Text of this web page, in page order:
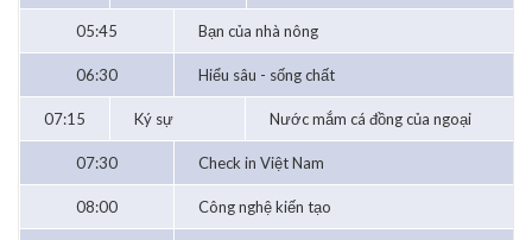
05:45 Bạn của nhà nông
06:30 Hiểu sâu - sống chất
07:15 Ký sự Nước mắm cá đồng của ngoại
07:30 Check in Việt Nam
08:00 Công nghệ kiến tạo